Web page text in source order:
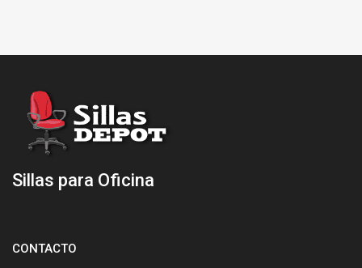
Sillas para Oficina
CONTACTO